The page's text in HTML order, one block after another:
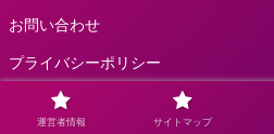
お問い合わせ
プライバシーポリシー
運営者情報 サイトマップ